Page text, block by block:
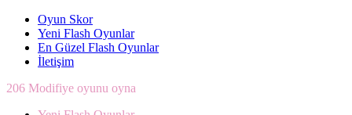
Oyun Skor
Yeni Flash Oyunlar
En Güzel Flash Oyunlar
İletişim
206 Modifiye oyunu oyna